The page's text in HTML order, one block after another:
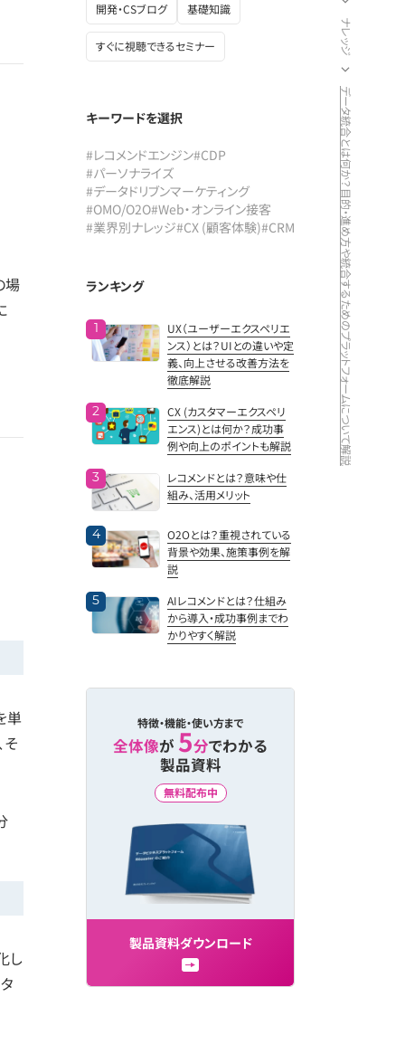
ナレッジ
データ統合とは何か？目的・進め方や統合するためのプラットフォームについて解説
場
単
そ
し
開発・CSブログ 基礎知識
すぐに視聴できるセミナー
キーワードを選択
#レコメンドエンジン#CDP
#パーソナライズ
#データドリブンマーケティング
#OMO/O2O#Web・オンライン接客
#業界別ナレッジ#CX (顧客体験)#CRM
ランキング
UX（ユーザーエクスペリエ
ンス）とは？UIとの違いや定
義、向上させる改善方法を
徹底解説
CX (カスタマーエクスペリ
エンス)とは何か？成功事
例や向上のポイントも解説
レコメンドとは？意味や仕
組み、活用メリット
O2Oとは？重視されている
背景や効果、施策事例を解
説
AIレコメンドとは？仕組み
から導入・成功事例までわ
かりやすく解説
特徴・機能・使い方まで
全体像が 5分でわかる
製品資料
無料配布中
製品資料ダウンロー ド